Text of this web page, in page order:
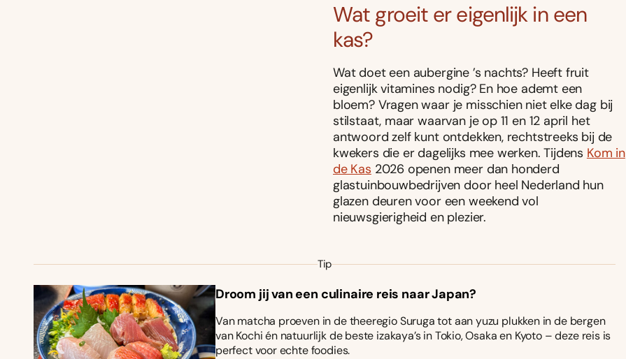
Wat groeit er eigenlijk in een
kas?
Wat doet een aubergine ’s nachts? Heeft fruit
eigenlijk vitamines nodig? En hoe ademt een
bloem? Vragen waar je misschien niet elke dag bij
stilstaat, maar waarvan je op 11 en 12 april het
antwoord zelf kunt ontdekken, rechtstreeks bij de
kwekers die er dagelijks mee werken. Tijdens Kom in
de Kas 2026 openen meer dan honderd
glastuinbouwbedrijven door heel Nederland hun
glazen deuren voor een weekend vol
nieuwsgierigheid en plezier.
Tip
Droom jij van een culinaire reis naar Japan?
Van matcha proeven in de theeregio Suruga tot aan yuzu plukken in de bergen
van Kochi én natuurlijk de beste izakaya’s in Tokio, Osaka en Kyoto – deze reis is
perfect voor echte foodies.